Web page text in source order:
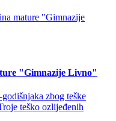
"Gimnazije Livno"